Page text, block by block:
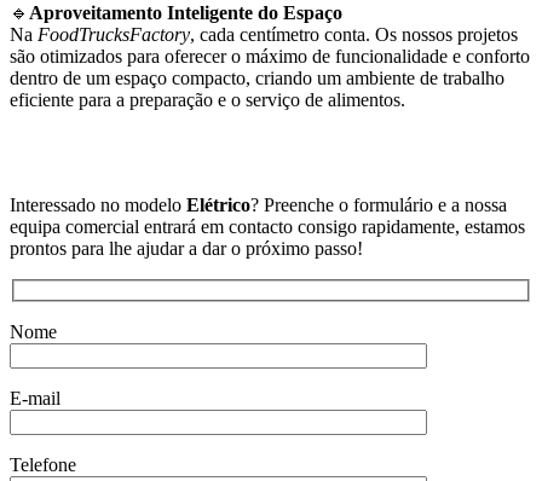
🔹 Aproveitamento Inteligente do Espaço
Na FoodTrucksFactory, cada centímetro conta. Os nossos projetos
são otimizados para oferecer o máximo de funcionalidade e conforto
dentro de um espaço compacto, criando um ambiente de trabalho
eficiente para a preparação e o serviço de alimentos.
Interessado no modelo Elétrico? Preenche o formulário e a nossa
equipa comercial entrará em contacto consigo rapidamente, estamos
prontos para lhe ajudar a dar o próximo passo!
Nome
E-mail
Telefone